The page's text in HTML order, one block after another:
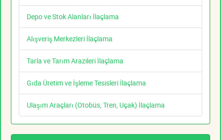
Depo ve Stok Alanları İlaçlama
Alışveriş Merkezleri İlaçlama
Tarla ve Tarım Arazileri İlaçlama
Gıda Üretim ve İşleme Tesisleri İlaçlama
Ulaşım Araçları (Otobüs, Tren, Uçak) İlaçlama